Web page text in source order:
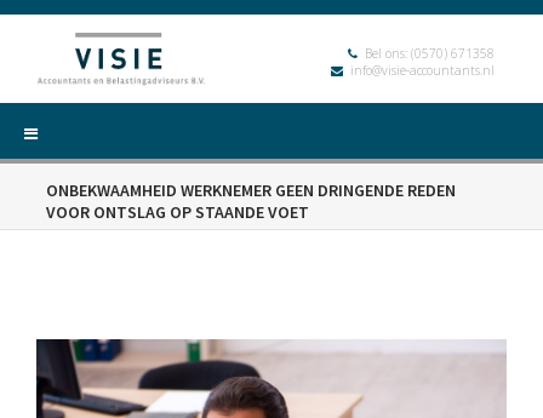
Bel ons: (0570) 671358
info@visie-accountants.nl
ONBEKWAAMHEID WERKNEMER GEEN DRINGENDE REDEN
VOOR ONTSLAG OP STAANDE VOET